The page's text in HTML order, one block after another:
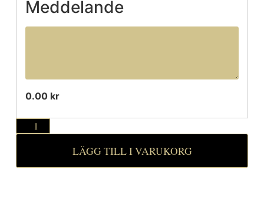
Meddelande
0.00 kr
LÄGG TILL I VARUKORG